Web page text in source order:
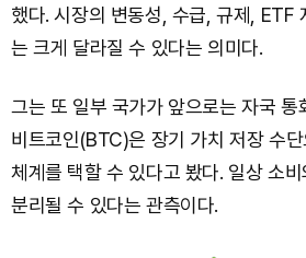
했다. 시장의 변동성, 수급, 규제, ETF
는 크게 달라질 수 있다는 의미다.
그는 또 일부 국가가 앞으로는 자국 통
비트코인(BTC)은 장기 가치 저장 수단
체계를 택할 수 있다고 봤다. 일상 소
분리될 수 있다는 관측이다.